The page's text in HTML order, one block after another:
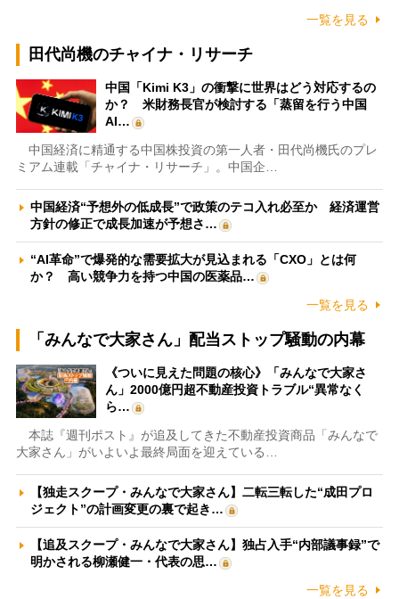
一覧を見る
田代尚機のチャイナ・リサーチ
中国「Kimi K3」の衝撃に世界はどう対応するの
か？ 米財務長官が検討する「蒸留を行う中国
AI…
中国経済に精通する中国株投資の第一人者・田代尚機氏のプレ
ミアム連載「チャイナ・リサーチ」。中国企…
中国経済“予想外の低成長”で政策のテコ入れ必至か 経済運営
方針の修正で成長加速が予想さ…
“AI革命”で爆発的な需要拡大が見込まれる「CXO」とは何
か？ 高い競争力を持つ中国の医薬品…
一覧を見る
「みんなで大家さん」配当ストップ騒動の内幕
《ついに見えた問題の核心》「みんなで大家さ
ん」2000億円超不動産投資トラブル“異常なく
ら…
本誌『週刊ポスト』が追及してきた不動産投資商品「みんなで
大家さん」がいよいよ最終局面を迎えている…
【独走スクープ・みんなで大家さん】二転三転した“成田プロ
ジェクト”の計画変更の裏で起き…
【追及スクープ・みんなで大家さん】独占入手“内部議事録”で
明かされる柳瀬健一・代表の思…
一覧を見る